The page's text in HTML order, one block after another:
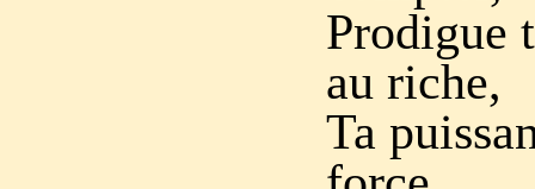
Prodigue
au riche,
Ta